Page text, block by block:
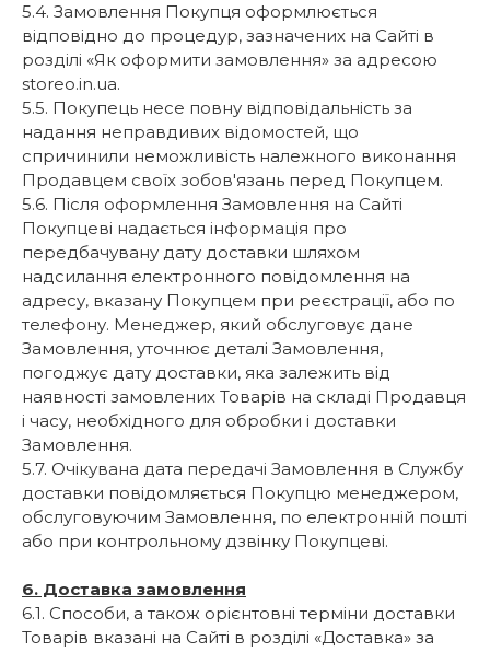
5.4. Замовлення Покупця оформлюється
відповідно до процедур, зазначених на Сайті в
розділі «Як оформити замовлення» за адресою
storeo.in.ua.
5.5. Покупець несе повну відповідальність за
надання неправдивих відомостей, що
спричинили неможливість належного виконання
Продавцем своїх зобов'язань перед Покупцем.
5.6. Після оформлення Замовлення на Сайті
Покупцеві надається інформація про
передбачувану дату доставки шляхом
надсилання електронного повідомлення на
адресу, вказану Покупцем при реєстрації, або по
телефону. Менеджер, який обслуговує дане
Замовлення, уточнює деталі Замовлення,
погоджує дату доставки, яка залежить від
наявності замовлених Товарів на складі Продавця
і часу, необхідного для обробки і доставки
Замовлення.
5.7. Очікувана дата передачі Замовлення в Службу
доставки повідомляється Покупцю менеджером,
обслуговуючим Замовлення, по електронній пошті
або при контрольному дзвінку Покупцеві.
6. Доставка замовлення
6.1. Способи, а також орієнтовні терміни доставки
Товарів вказані на Сайті в розділі «Доставка» за